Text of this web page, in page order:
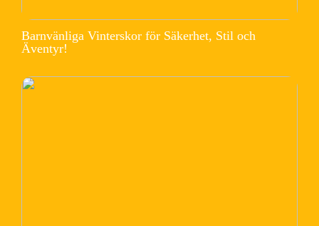
Barnvänliga Vinterskor för Säkerhet, Stil och
Äventyr!